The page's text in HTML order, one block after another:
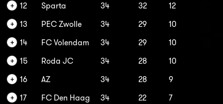
12
Sparta 34 32
12
13
PEC Zwolle 34 29
10
14
FC Volendam 34 29
10
15
Roda JC 34 28
10
16
AZ 34 28
9
17
FC Den Haag 34 22
7